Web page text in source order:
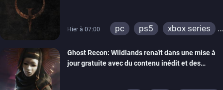
Hier à 07:00 pc ps5
xbox series
xbox one
nintendo 64
Ghost Recon: Wildlands renaît dans une mise à
jour gratuite avec du contenu inédit et des